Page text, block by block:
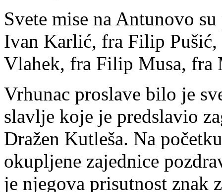
Svete mise na Antunovo
Ivan Karlić, fra Filip
Vlahek, fra Filip Musa, fra
Vrhunac proslave bilo je
slavlje koje je predslavio
Dražen Kutleša. Na
okupljene zajednice
je njegova prisutnost znak